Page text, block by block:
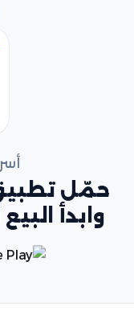
حمّل تطبيق
وابدأ